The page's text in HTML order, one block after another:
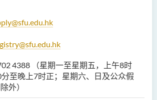
4388 （星期一至星期五，上午8时
分至晚上7时正；星期六、日及公众假
外）